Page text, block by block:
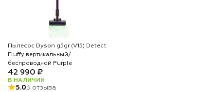
Пылесос Dyson g5gr (V15) Detect
Fluffy вертикальный/
беспроводной Purple
42 990 ₽
В НАЛИЧИИ
5.03 отзыва